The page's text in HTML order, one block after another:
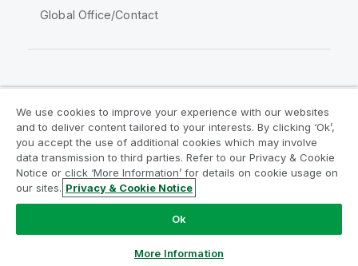
Global Office/Contact
Juridiska avtal
Produktvillkor
Legal Policies
Legal Policies
Användningsvillkor
Varumärken
Do Not Share My Info
Copyright © 1993-2026 QlikTech International AB. Alla
We use cookies to improve your experience with our websites
and to deliver content tailored to your interests. By clicking ‘Ok’,
you accept the use of additional cookies which may involve
data transmission to third parties. Refer to our Privacy & Cookie
Notice or click ‘More Information’ for details on cookie usage on
our sites. Privacy & Cookie Notice
Ok
More Information